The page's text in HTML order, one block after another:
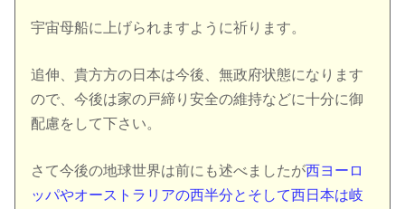
宇宙母船に上げられますように祈ります。
追伸、貴方方の日本は今後、無政府状態になります
ので、今後は家の戸締り安全の維持などに十分に御
配慮をして下さい。
さて今後の地球世界は前にも述べましたが西ヨーロ
ッパやオーストラリアの西半分と そして西日本は岐